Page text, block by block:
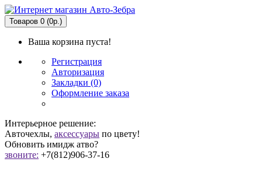
Товаров 0 (0р.)
Ваша корзина пуста!
Регистрация
Авторизация
Закладки (0)
Оформление заказа
Интерьерное решение:
Авточехлы, аксессуары по цвету!
Обновить имидж атво?
звоните: +7(812)906-37-16